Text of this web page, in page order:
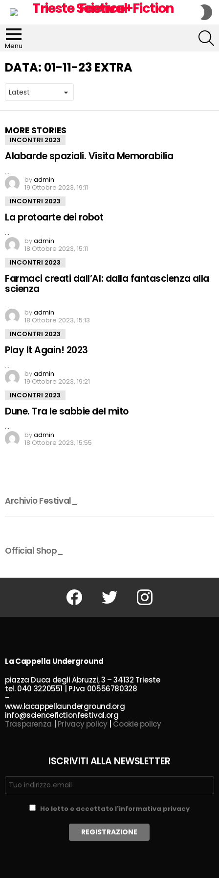
Menu
DATA: 01-11-23 EXTRA
MORE STORIES
INCONTRI 2023
Alabarde spaziali. Visita Memorabilia
…
byadmin
19 Ottobre 2023, 19:11
INCONTRI 2023
La protoarte dei robot
…
byadmin
18 Ottobre 2023, 15:11
INCONTRI 2023
Farmaci creati dall’AI: dalla fantascienza alla
scienza
…
byadmin
18 Ottobre 2023, 15:13
INCONTRI 2023
Play It Again! 2023
…
byadmin
19 Ottobre 2023, 19:21
INCONTRI 2023
Dune. Tra le sabbie del mito
…
byadmin
18 Ottobre 2023, 15:55
Archivio Festival_
Official Shop_
Facebook Twitter Instagram
La Cappella Underground
piazza Duca degli Abruzzi, 3 – 34132 Trieste
tel. 040 3220551 | P.Iva 00556780328
–
www.lacappellaunderground.org
info@sciencefictionfestival.org
Trasparenza
Privacy policy| Cookie policy
ISCRIVITI ALLA NEWSLETTER
Ho letto e accettato l'informativa privacy